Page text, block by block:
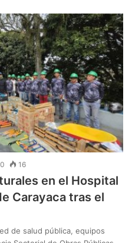
0 16
en el Hospital
Carayaca tras el
de salud pública, equipos